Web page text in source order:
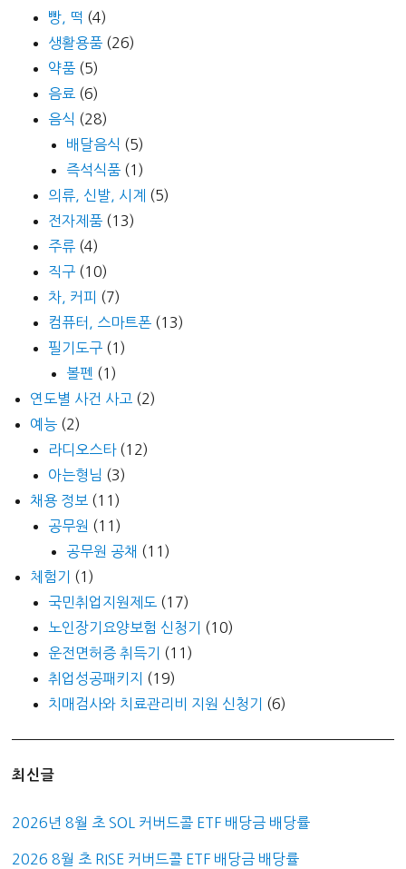
빵, 떡 (4)
생활용품 (26)
약품 (5)
음료 (6)
음식 (28)
배달음식 (5)
즉석식품 (1)
의류, 신발, 시계 (5)
전자제품 (13)
주류 (4)
직구 (10)
차, 커피 (7)
컴퓨터, 스마트폰 (13)
필기도구 (1)
볼펜 (1)
연도별 사건 사고 (2)
예능 (2)
라디오스타(12)
아는형님 (3)
채용 정보 (11)
공무원 (11)
공무원 공채 (11)
체험기
(1)
국민취업지원제도 (17)
노인장기요양보험 신청기
(10)
운전면허증 취득기
(11)
취업성공패키지
(19)
치매검사와 치료관리비 지원 신청기
(6)
최신글
2026년 8월 초 SOL 커버드콜 ETF 배당금 배당률
2026 8월 초 RISE 커버드콜 ETF 배당금 배당률